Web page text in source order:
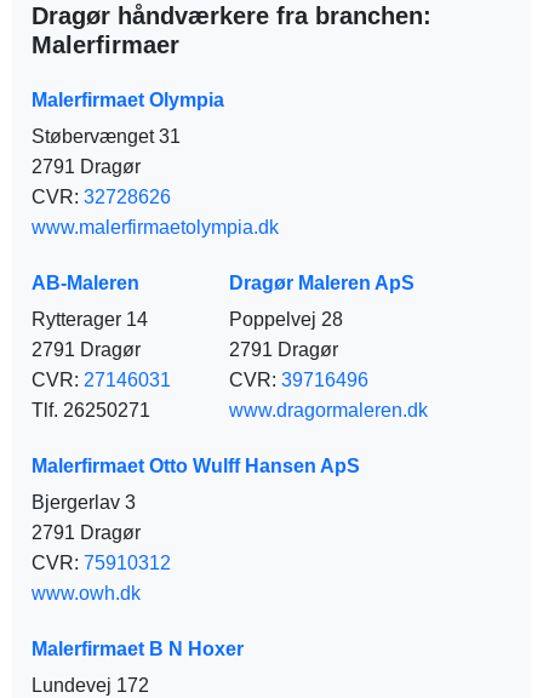
Dragør håndværkere fra branchen:
Malerfirmaer
Malerfirmaet Olympia
Støbervænget 31
2791 Dragør
CVR: 32728626
www.malerfirmaetolympia.dk
AB-Maleren
Rytterager 14
2791 Dragør
CVR: 27146031
Tlf. 26250271
Dragør Maleren ApS
Poppelvej 28
2791 Dragør
CVR: 39716496
www.dragormaleren.dk
Malerfirmaet Otto Wulff Hansen ApS
Bjergerlav 3
2791 Dragør
CVR: 75910312
www.owh.dk
Malerfirmaet B N Hoxer
Lundevej 172